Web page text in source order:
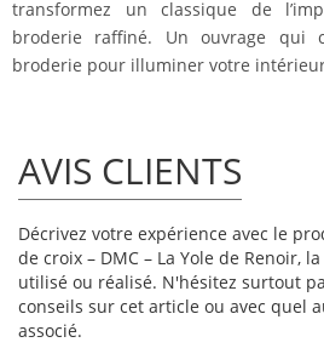
transformez un classique de
broderie raffiné. Un ouvrage qui
broderie pour illuminer votre
AVIS CLIENTS
Décrivez votre expérience avec le
de croix – DMC – La Yole de Renoir,
utilisé ou réalisé. N'hésitez surtout
conseils sur cet article ou avec quel
associé.